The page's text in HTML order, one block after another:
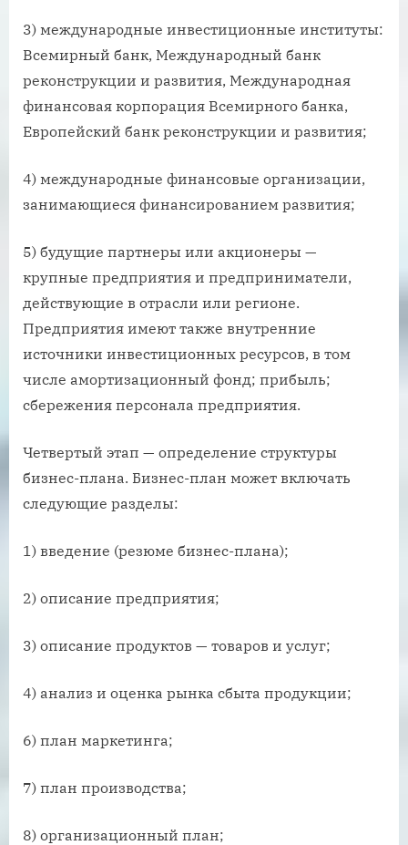
3) международные инвестиционные институты:
Всемирный банк, Международный банк
реконструкции и развития, Международная
финансовая корпорация Всемирного банка,
Европейский банк реконструкции и развития;
4) международные финансовые организации,
занимающиеся финансированием развития;
5) будущие партнеры или акционеры —
крупные предприятия и предприниматели,
действующие в отрасли или регионе.
Предприятия имеют также внутренние
источники инвестиционных ресурсов, в том
числе амортизационный фонд; прибыль;
сбережения персонала предприятия.
Четвертый этап — определение структуры
бизнес-плана. Бизнес-план может включать
следующие разделы:
1) введение (резюме бизнес-плана);
2) описание предприятия;
3) описание продуктов — товаров и услуг;
4) анализ и оценка рынка сбыта продукции;
6) план маркетинга;
7) план производства;
8) организационный план;